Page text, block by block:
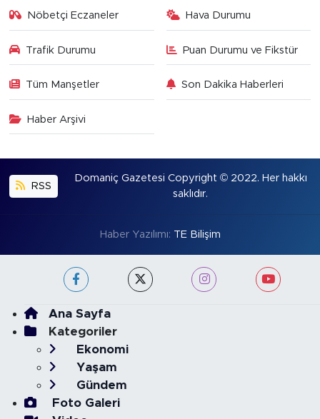
Nöbetçi Eczaneler Hava Durumu
Trafik Durumu Puan Durumu ve Fikstür
Tüm Manşetler Son Dakika Haberleri
Haber Arşivi
RSS
Domaniç Gazetesi Copyright © 2022. Her hakkı
saklıdır.
Haber Yazılımı: TE Bilişim
Ana Sayfa
Kategoriler
Ekonomi
Yaşam
Gündem
Foto Galeri